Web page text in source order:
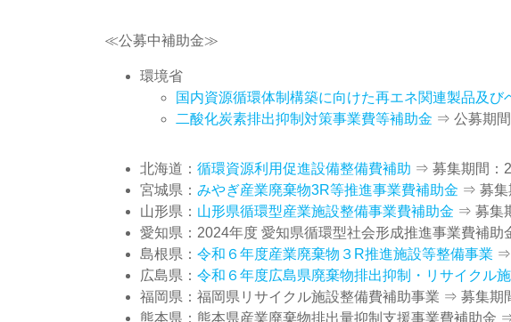
≪公募中補助金≫
環境省
国内資源循環体制構築に向けた再エネ関連製品及
二酸化炭素排出抑制対策事業費等補助金 ⇒ 公募期
北海道： 循環資源利用促進設備整備費補助 ⇒ 募集期間：
宮城県： みやぎ産業廃棄物3R等推進事業費補助金 ⇒ 募集
山形県： 山形県循環型産業施設整備事業費補助金 ⇒ 募集
愛知県：2024年度 愛知県循環型社会形成推進事業費補
島根県： 令和６年度産業廃棄物３R推進施設等整備事業 ⇒
広島県： 令和６年度広島県廃棄物排出抑制・リサイクル
福岡県：福岡県リサイクル施設整備費補助事業 ⇒ 募集期
熊本県：熊本県産業廃棄物排出量抑制支援事業費補助金